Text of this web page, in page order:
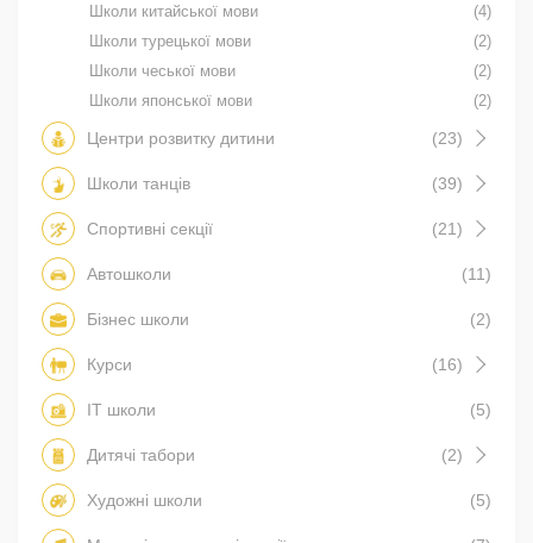
Школи китайської мови
(4)
Школи турецької мови
(2)
Школи чеської мови
(2)
Школи японської мови
(2)
Центри розвитку дитини (23)
Школи танців (39)
Спортивні секції (21)
Автошколи (11)
Бізнес школи (2)
Курси (16)
IT школи (5)
Дитячі табори (2)
Художні школи (5)